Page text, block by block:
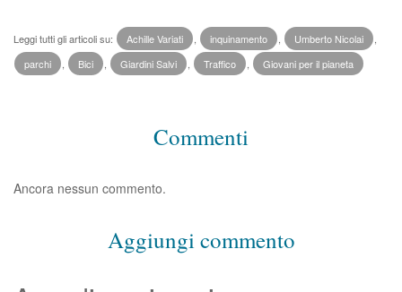
Leggi tutti gli articoli su: Achille Variati inquinamento Umberto Nicolai
parchi
Bici Giardini Salvi Traffico Giovani per il pianeta
Commenti
Ancora nessun commento.
Aggiungi commento